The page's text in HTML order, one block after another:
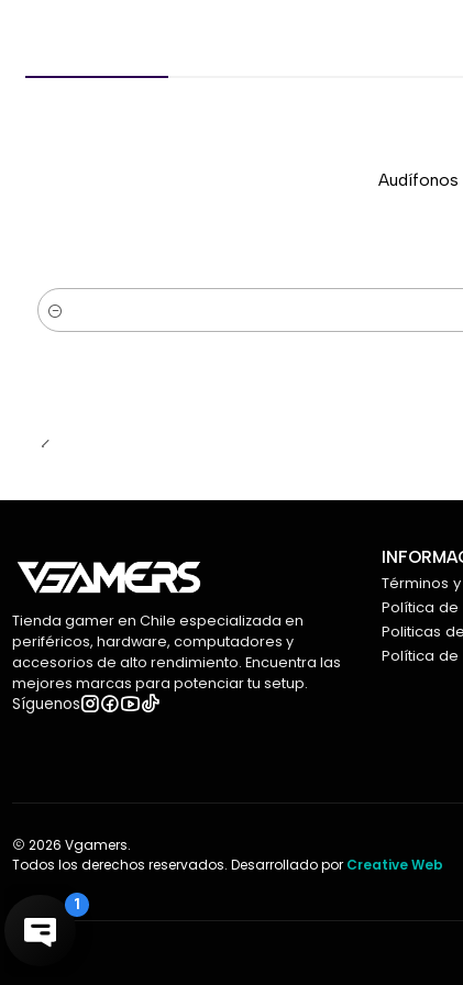
Audífonos
Cantidad
Tienda gamer en Chile especializada en
periféricos, hardware, computadores y
accesorios de alto rendimiento. Encuentra las
mejores marcas para potenciar tu setup.
Síguenos
Términos
Política
Politicas
Política
2026 Vgamers.
Todos los derechos reservados. Desarrollado por Creative Web